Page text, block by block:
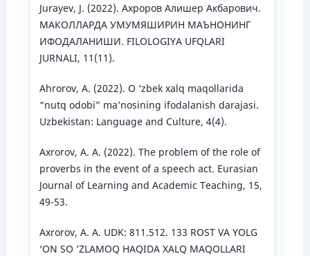
Jurayev, J. (2022). Ахроров Алишер Акбарович.
МАКОЛЛАРДА УМУМЯШИРИН МАЪНОНИНГ
ИФОДАЛАНИШИ. FILOLOGIYA UFQLARI
JURNALI, 11(11).
Ahrorov, A. (2022). O ‘zbek xalq maqollarida
“nutq odobi” ma’nosining ifodalanish darajasi.
Uzbekistan: Language and Culture, 4(4).
Axrorov, A. A. (2022). The problem of the role of
proverbs in the event of a speech act. Eurasian
Journal of Learning and Academic Teaching, 15,
49-53.
Axrorov, A. A. UDK: 811.512. 133 ROST VA YOLG
‘ON SO ‘ZLAMOQ HAQIDA XALQ MAQOLLARI